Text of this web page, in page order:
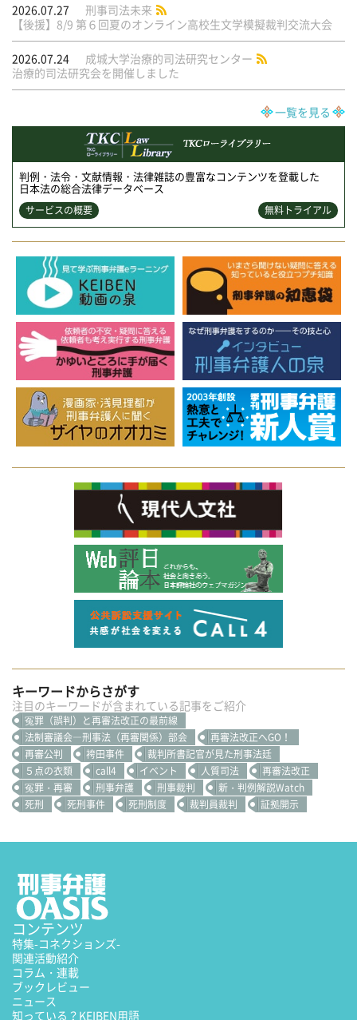
2026.07.27
刑事司法未来
【後援】8/9 第６回夏のオンライン高校生文学模擬裁判交流大会
2026.07.24
成城大学治療的司法研究センター
治療的司法研究会を開催しました
一覧を見る
判例・法令・文献情報・法律雑誌の豊富なコンテンツを登載した
日本法の総合法律データベース
サービスの概要 無料トライアル
キーワードからさがす
注目のキーワードが含まれている記事をご紹介
冤罪（誤判）と再審法改正の最前線
法制審議会―刑事法（再審関係）部会
再審法改正へGO！
再審公判
袴田事件
裁判所書記官が見た刑事法廷
５点の衣類
call4 イベント 人質司法
再審法改正
冤罪・再審
刑事弁護 刑事裁判
新・判例解説Watch
死刑
死刑事件 死刑制度 裁判員裁判 証拠開示
コンテンツ
特集-コネクションズ-
関連活動紹介
コラム・連載
ブックレビュー
ニュース
知っている？KEIBEN用語